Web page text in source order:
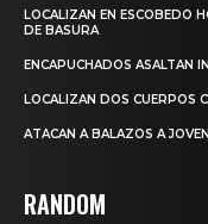
LOCALIZAN EN ESCOBEDO
DE BASURA
ENCAPUCHADOS ASALTAN
LOCALIZAN DOS CUERPOS
ATACAN A BALAZOS A
RANDOM